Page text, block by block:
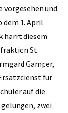
vorgesehen und
dem 1. April
harrt diesem
St.
Gamper,
für
auf die
gelungen, zwei